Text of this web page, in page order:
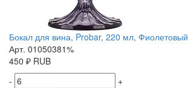
Бокал для вина, Probar, 220 мл, Фиолетовый
Арт. 01050381%
450 ₽ RUB
-
+